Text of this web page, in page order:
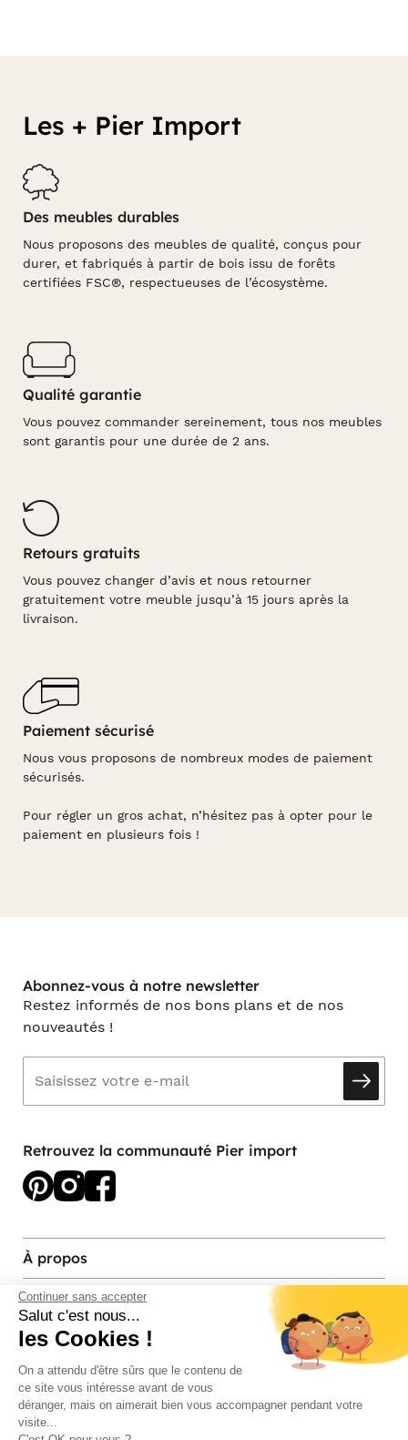
Continuer sans accepter
Salut c'est nous...
les Cookies !
On a attendu d'être sûrs que le contenu de
ce site vous intéresse avant de vous
déranger, mais on aimerait bien vous accompagner pendant votre
visite...
Les + Pier Import
Des meubles durables
Nous proposons des meubles de qualité, conçus pour
durer, et fabriqués à partir de bois issu de forêts
certifiées FSC®, respectueuses de l’écosystème.
Qualité garantie
Vous pouvez commander sereinement, tous nos meubles
sont garantis pour une durée de 2 ans.
Retours gratuits
Vous pouvez changer d’avis et nous retourner
gratuitement votre meuble jusqu’à 15 jours après la
livraison.
Paiement sécurisé
Nous vous proposons de nombreux modes de paiement
sécurisés.
Pour régler un gros achat, n’hésitez pas à opter pour le
paiement en plusieurs fois !
Abonnez-vous à notre newsletter
Restez informés de nos bons plans et de nos
nouveautés !
Retrouvez la communauté Pier import
À propos
Services et contact
Magasins et Showrooms
Modes de paiement acceptés